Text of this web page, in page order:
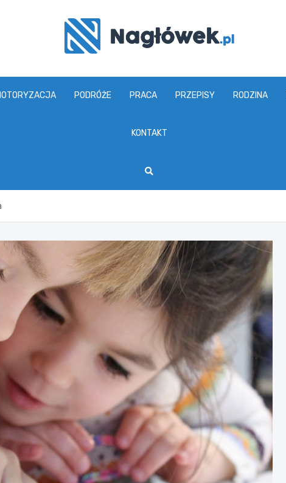
www.naglowek.pl
PODRÓŻE PRACA PRZEPISY RODZINA
KONTAKT